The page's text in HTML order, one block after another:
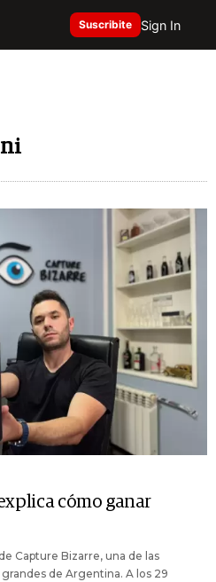
Suscribite Sign In
cómo ganar
Capture Bizarre, una de las
de Argentina. A los 29